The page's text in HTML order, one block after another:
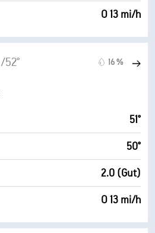
O 13 mi/h
/52° 16 %
51°
50°
2.0 (Gut)
O 13 mi/h